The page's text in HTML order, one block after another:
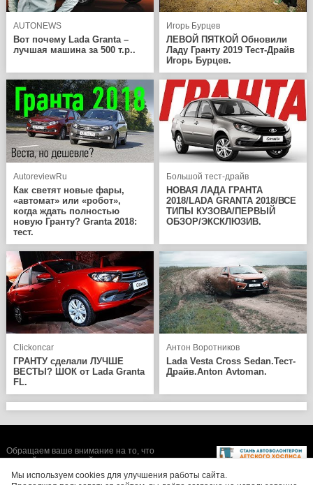
AUTONEWS
Вот почему Lada Granta –
лучшая машина за 500 т.р..
Игорь Бурцев
ЛЕВОЙ ПЯТКОЙ Обновили
Ладу Гранту 2019 Тест-Драйв
Игорь Бурцев.
AutoreviewRu
Как светят новые фары,
«автомат» или «робот»,
когда ждать полностью
новую Гранту? Granta 2018:
тест.
Большой тест-драйв
НОВАЯ ЛАДА ГРАНТА
2018/LADA GRANTA 2018/ВСЕ
ТИПЫ КУЗОВА/ПЕРВЫЙ
ОБЗОР/ЭКСКЛЮЗИВ.
Clickoncar
ГРАНТУ сделали ЛУЧШЕ
ВЕСТЫ? ШОК от Lada Granta
FL.
Антон Воротников
Lada Vesta Cross Sedan.Тест-
Драйв.Anton Avtoman.
Мы используем cookies для улучшения работы сайта.
Обращаем ваше внимание на то, что
данный интернет-сайт носит исключительно
информационный характер и ни при каких
условиях не является публичной офертой,